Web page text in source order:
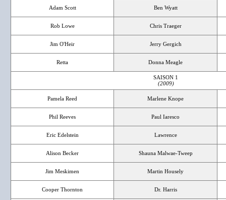
Adam Scott Ben Wyatt
Rob Lowe Chris Traeger
Jim O'Heir Jerry Gergich
Retta Donna Meagle
SAISON 1
(2009)
Pamela Reed Marlene Knope
Phil Reeves Paul Iaresco
Eric Edelstein Lawrence
Alison Becker Shauna Malwae-Tweep
Jim Meskimen Martin Housely
Cooper Thornton Dr. Harris